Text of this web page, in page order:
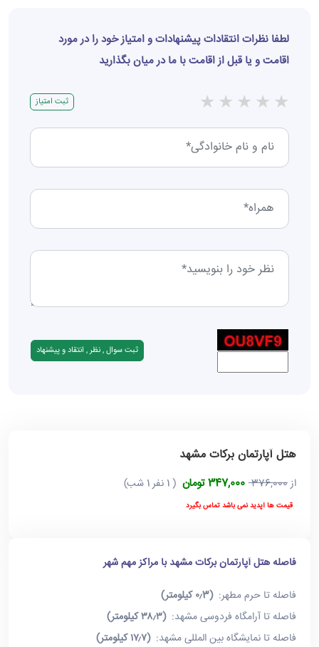
لطفا نظرات انتقادات پیشنهادات و امتیاز خود را در مورد
اقامت و یا قبل از اقامت با ما در میان بگذارید
★
★
★
★
★ ثبت امتیاز
هتل آپارتمان برکات مشهد
از376,000 347,000 تومان ( 1 نفر 1 شب)
قیمت ها آپدید نمی باشد تماس بگیرد
فاصله هتل آپارتمان برکات مشهد با مراکز مهم شهر
فاصله تا حرم مطهر:(۰٫3 کیلومتر)
فاصله تا آرامگاه فردوسی مشهد:(۳۸٫۳ کیلومتر)
فاصله تا نمایشگاه بین المللی مشهد:(۱۷٫۷ کیلومتر)